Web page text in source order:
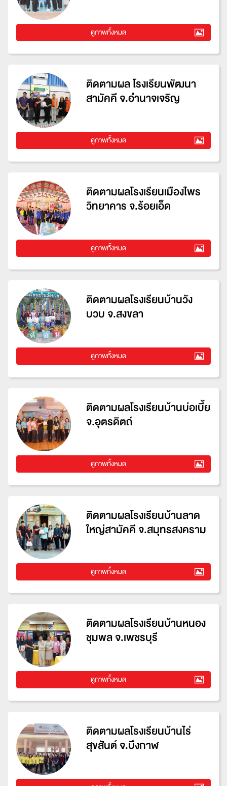
ดูภาพทั้งหมด
ติดตามผล โรงเรียนพัฒนา
สามัคคี จ.อำนาจเจริญ
ดูภาพทั้งหมด
ติดตามผลโรงเรียนเมืองไพร
วิทยาคาร จ.ร้อยเอ็ด
ดูภาพทั้งหมด
ติดตามผลโรงเรียนบ้านวัง
บวบ จ.สงขลา
ดูภาพทั้งหมด
ติดตามผลโรงเรียนบ้านบ่อเบี้ย
จ.อุตรดิตถ์
ดูภาพทั้งหมด
ติดตามผลโรงเรียนบ้านลาด
ใหญ่สามัคคี จ.สมุทรสงคราม
ดูภาพทั้งหมด
ติดตามผลโรงเรียนบ้านหนอง
ชุมพล จ.เพชรบุรี
ดูภาพทั้งหมด
ติดตามผลโรงเรียนบ้านไร่
สุขสันต์ จ.บึงกาฬ